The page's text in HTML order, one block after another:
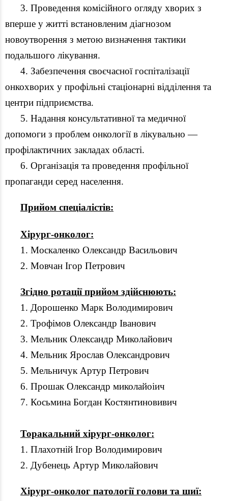
3. Проведення комісійного огляду хворих з
вперше у житті встановленим діагнозом
новоутворення з метою визначення тактики
подальшого лікування.
4. Забезпечення своєчасної госпіталізації
онкохворих у профільні стаціонарні відділення та
центри підприємства.
5. Надання консультативної та медичної
допомоги з проблем онкології в лікувально —
профілактичних закладах області.
6. Організація та проведення профільної
пропаганди серед населення.
Прийом спеціалістів:
Хірург-онколог:
1. Москаленко Олександр Васильович
2. Мовчан Ігор Петрович
Згідно ротації прийом здійснюють:
1. Дорошенко Марк Володимирович
2. Трофімов Олександр Іванович
3. Мельник Олександр Миколайович
4. Мельник Ярослав Олександрович
5. Мельничук Артур Петрович
6. Прошак Олександр миколайоіич
7. Косьмина Богдан Костянтиновивич
Торакальний хірург-онколог:
1. Плахотній Ігор Володимирович
2. Дубенець Артур Миколайович
Хірург-онколог патології голови та шиї: